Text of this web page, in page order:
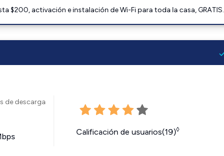
$200, activación e instalación de Wi-Fi para toda la casa, GRATIS.
de descarga
Calificación de usuarios(19)◊